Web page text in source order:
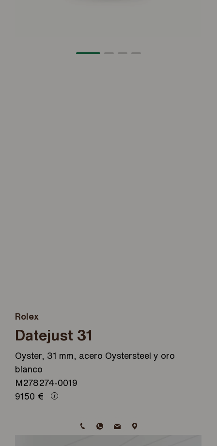
Rolex
Datejust 31
Oyster, 31 mm, acero Oystersteel y oro
blanco
M278274-0019
9150 €